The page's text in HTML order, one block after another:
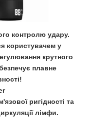
контролю удару.
користувачем у
крутного
плавне
ригідності та
лімфи.